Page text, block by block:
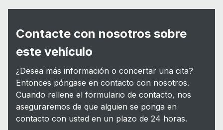
Contacte con nosotros sobre
este vehículo
¿Desea más información o concertar una cita?
Entonces póngase en contacto con nosotros.
Cuando rellene el formulario de contacto, nos
aseguraremos de que alguien se ponga en
contacto con usted en un plazo de 24 horas.